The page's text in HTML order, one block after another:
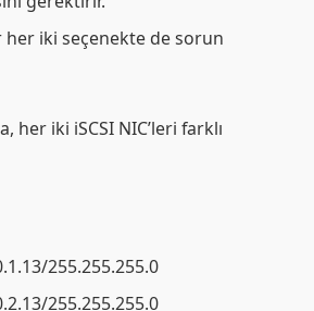
her iki seçenekte de sorun
her iki iSCSI NIC’leri farklı
255.255.255.0
255.255.255.0